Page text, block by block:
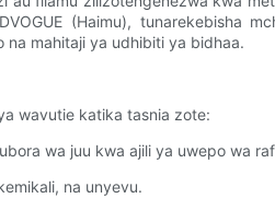
(Haimu), tunarekebisha
na mahitaji ya udhibiti ya bidhaa.
wavutie katika tasnia zote:
wa juu kwa ajili ya uwepo wa
na unyevu.